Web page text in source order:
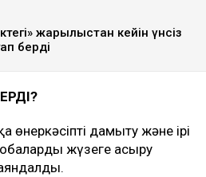
жарылыстан кейін үнсіз
берді
өнеркәсіпті дамыту және ірі
жүзеге асыру